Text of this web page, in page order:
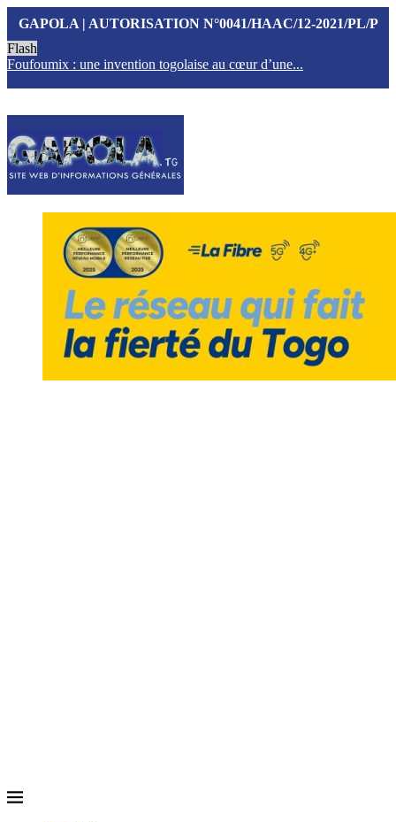
GAPOLA | AUTORISATION N°0041/HAAC/12-2021/PL/P
Flash
Foufoumix : une invention togolaise au cœur d’une...